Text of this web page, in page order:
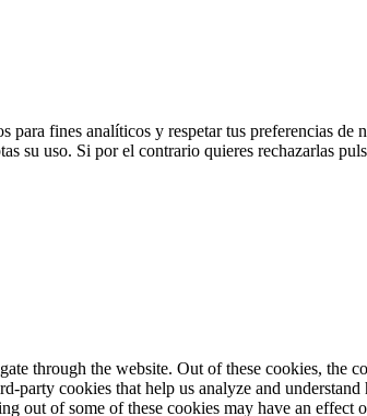
fines analíticos y respetar tus preferencias de
su uso. Si por el contrario quieres rechazarlas
through the website. Out of these cookies, the
party cookies that help us analyze and
out of some of these cookies may have an effect